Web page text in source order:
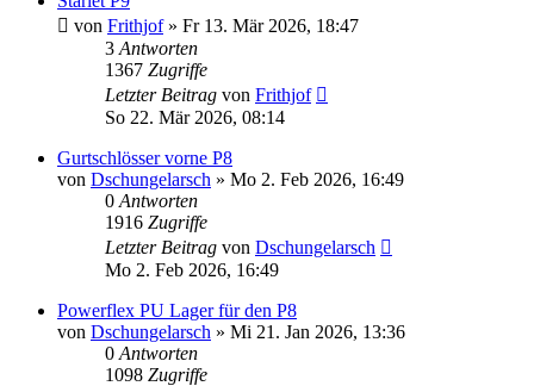
von Frithjof» Fr 13. Mär 2026, 18:47
3 Antworten
1367 Zugriffe
Letzter Beitrag von Frithjof
So 22. Mär 2026, 08:14
Gurtschlösser vorne P8
von Dschungelarsch » Mo 2. Feb 2026, 16:49
0 Antworten
1916 Zugriffe
Letzter Beitrag von Dschungelarsch
Mo 2. Feb 2026, 16:49
Powerflex PU Lager für den P8
von Dschungelarsch » Mi 21. Jan 2026, 13:36
0 Antworten
1098 Zugriffe